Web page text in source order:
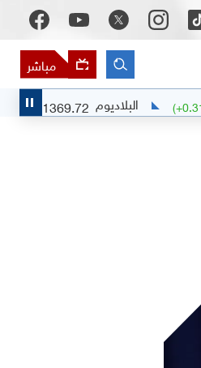
مباشر
البلاديوم 1369.72
+6.3189
%)